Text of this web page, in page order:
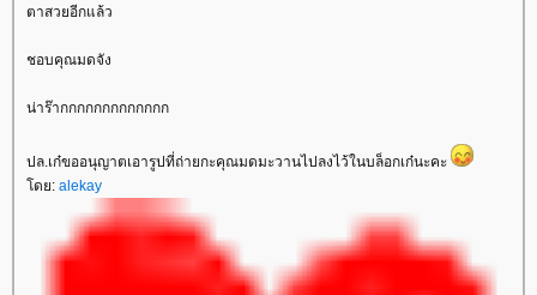
ตาสวยอีกแล้ว
ชอบคุณมดจัง
น่าร๊ากกกกกกกกกกกกก
ปล.เก๋ขออนุญาตเอารูปที่ถ่ายกะคุณมดมะวานไปลงไว้ในบล็อกเก๋นะคะ
ดย: alekay